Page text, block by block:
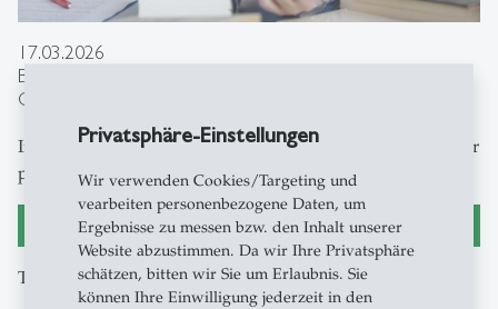
Privatsphäre-Einstellungen
Wir verwenden Cookies/Targeting und
vearbeiten personenbezogene Daten, um
Ergebnisse zu messen bzw. den Inhalt unserer
Website abzustimmen. Da wir Ihre Privatsphäre
schätzen, bitten wir Sie um Erlaubnis. Sie
können Ihre Einwilligung jederzeit in den
17.03.2026
Bücher meines Lebens - Mit Poetik gegen Hass
Christine Abbt im Interview mit Tagblatt Ostschweiz
Im Interview mit Pascal Moser spricht Christine Abbt über
prägende Bücher und die Kraft von Leseerfahrungen.
Hier geht es zum Interview
Text: Pascal Moser, Foto: Lorena La Spada